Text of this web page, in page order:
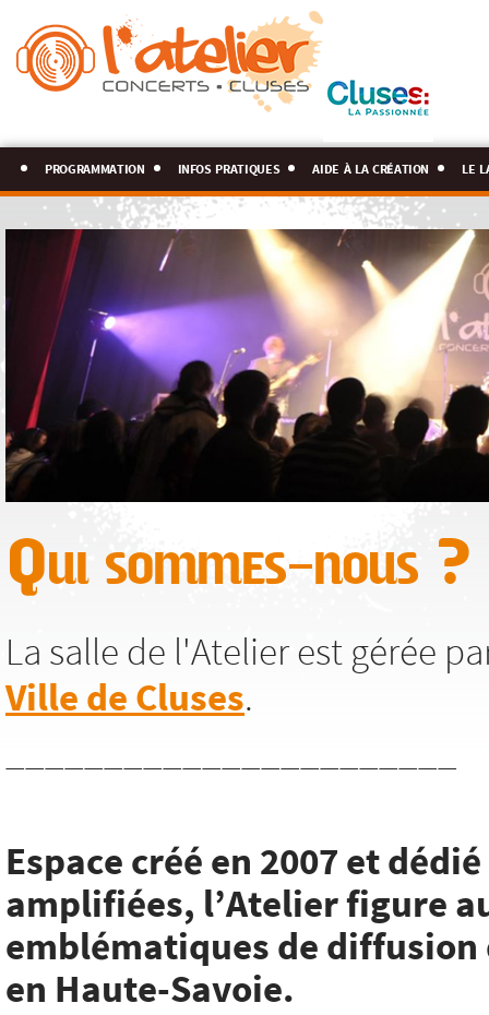
programmation infos pratiques aide à la création le
Qui sommes-nous ?
La salle de l'Atelier est gérée
Ville de Cluses.
Espace créé en 2007 et
amplifiées, l’Atelier figure
emblématiques de diffusion
en Haute-Savoie.